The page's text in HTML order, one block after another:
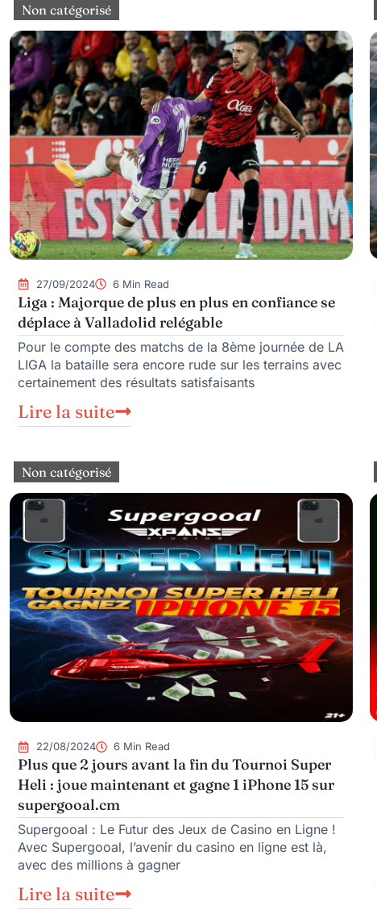
Non catégorisé
27/09/2024 6 Min Read
Liga : Majorque de plus en plus en confiance se
déplace à Valladolid relégable
Pour le compte des matchs de la 8ème journée de LA
LIGA la bataille sera encore rude sur les terrains avec
certainement des résultats satisfaisants
Lire la suite
Non catégorisé
22/08/2024 6 Min Read
Plus que 2 jours avant la fin du Tournoi Super
Heli : joue maintenant et gagne 1 iPhone 15 sur
supergooal.cm
Supergooal : Le Futur des Jeux de Casino en Ligne !
Avec Supergooal, l’avenir du casino en ligne est là,
avec des millions à gagner
Lire la suite